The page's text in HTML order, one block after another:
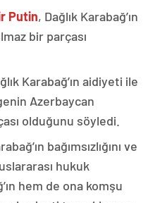
Putin, Dağlık Karabağ’ın
bir parçası
Karabağ’ın aidiyeti ile
Azerbaycan
olduğunu söyledi.
bağımsızlığını ve
hukuk
hem de ona komşu